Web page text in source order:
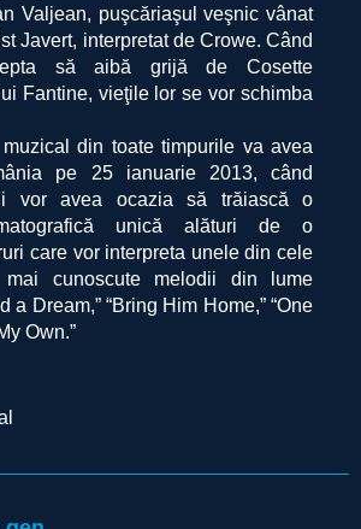
Valjean, puşcăriaşul veşnic vânat
Javert, interpretat de Crowe. Când
să aibă grijă de Cosette
Fantine, vieţile lor se vor schimba
din toate timpurile va avea
pe 25 ianuarie 2013, când
vor avea ocazia să trăiască o
unică alături de o
care vor interpreta unele din cele
cunoscute melodii din lume
a Dream,” “Bring Him Home,” “One
Own.”